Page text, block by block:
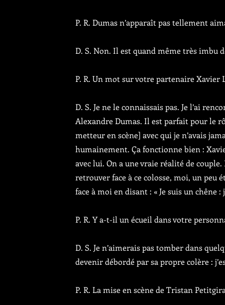
P. R. Dumas n’apparaît pas tellement
D. S. Non. Il est quand même très imbu
P. R. Un mot sur votre partenaire Xavier
D. S. Je ne le connaissais pas. Je l’ai
Alexandre Dumas. Il est parfait pour le
metteur en scène] avec qui je n’avais
humainement. Ça fonctionne bien :
avec lui. On a une vraie réalité de
retrouver face à ce colosse, moi, un peu
face à moi en disant : « Je suis un chêne
P. R. Y a-t-il un écueil dans votre
D. S. Je n’aimerais pas tomber dans
devenir débordé par sa propre colère :
P. R. La mise en scène de Tristan